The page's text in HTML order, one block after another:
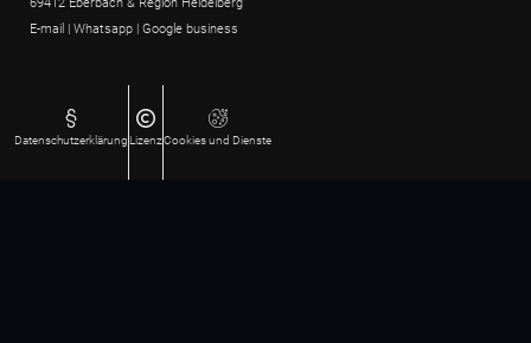
Datenschutz­erklärung LizenzCookies und Dienste
E-mail | Whatsapp | Google business